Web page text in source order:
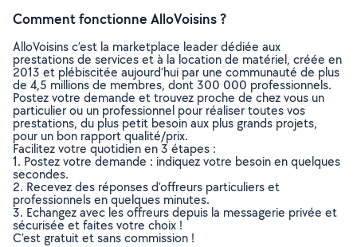
Comment fonctionne AlloVoisins ?
AlloVoisins c’est la marketplace leader dédiée aux
prestations de services et à la location de matériel, créée en
2013 et plébiscitée aujourd’hui par une communauté de plus
de 4,5 millions de membres, dont 300 000 professionnels.
Postez votre demande et trouvez proche de chez vous un
particulier ou un professionnel pour réaliser toutes vos
prestations, du plus petit besoin aux plus grands projets,
pour un bon rapport qualité/prix.
Facilitez votre quotidien en 3 étapes :
1. Postez votre demande : indiquez votre besoin en quelques
secondes.
2. Recevez des réponses d’offreurs particuliers et
professionnels en quelques minutes.
3. Echangez avec les offreurs depuis la messagerie privée et
sécurisée et faites votre choix !
C’est gratuit et sans commission !